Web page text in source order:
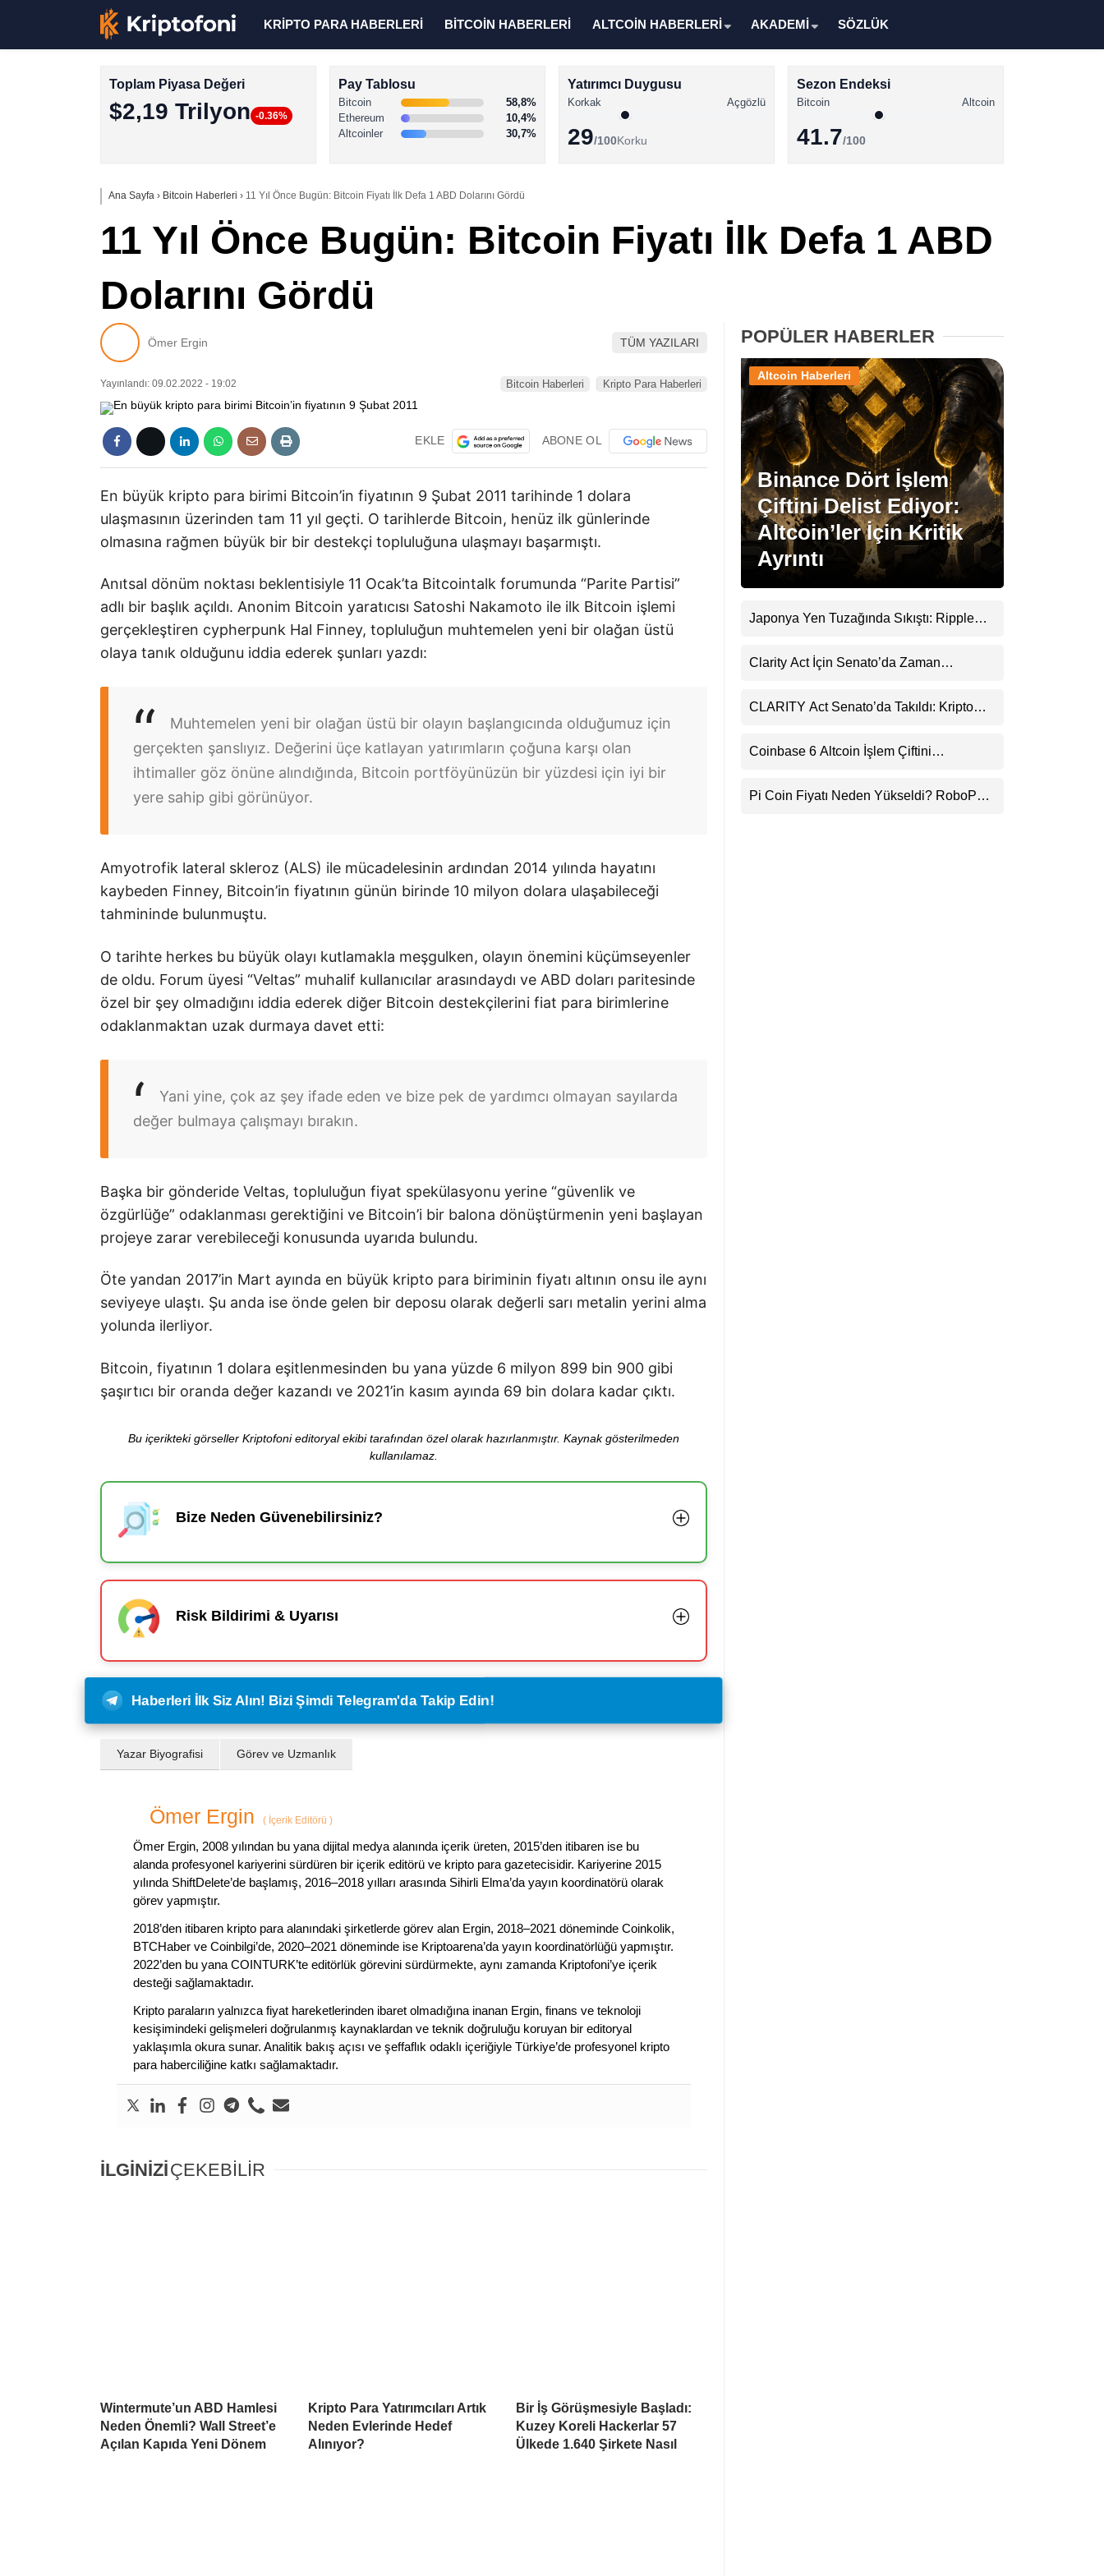
Altcoin Haberleri
XRP Haberleri
Memecoin Haberleri
Stablecoin Haberleri
Facebook
Instagram
Telegram
KRİPTO PARA HABERLERİ BİTCOİN HABERLERİ ALTCOİN HABERLERİ AKADEMİ SÖZLÜK
Toplam Piyasa Değeri
$2,19 Trilyon -0.36%
Pay Tablosu
Bitcoin
58,8%
Ethereum
10,4%
Altcoinler
30,7%
Yatırımcı Duygusu
Korkak Açgözlü
29/100Korku
Sezon Endeksi
Bitcoin Altcoin
41.7/100
Ana Sayfa › Bitcoin Haberleri › 11 Yıl Önce Bugün: Bitcoin Fiyatı İlk Defa 1 ABD Dolarını Gördü
11 Yıl Önce Bugün: Bitcoin Fiyatı İlk Defa 1 ABD
Dolarını Gördü
Ömer Ergin TÜM YAZILARI
Yayınlandı: 09.02.2022 - 19:02 Bitcoin Haberleri Kripto Para Haberleri
EKLE ABONE OL
En büyük kripto para birimi Bitcoin’in fiyatının 9 Şubat 2011 tarihinde 1 dolara
ulaşmasının üzerinden tam 11 yıl geçti. O tarihlerde Bitcoin, henüz ilk günlerinde
olmasına rağmen büyük bir bir destekçi topluluğuna ulaşmayı başarmıştı.
Anıtsal dönüm noktası beklentisiyle 11 Ocak’ta Bitcointalk forumunda “Parite Partisi”
adlı bir başlık açıldı. Anonim Bitcoin yaratıcısı Satoshi Nakamoto ile ilk Bitcoin işlemi
gerçekleştiren cypherpunk Hal Finney, topluluğun muhtemelen yeni bir olağan üstü
olaya tanık olduğunu iddia ederek şunları yazdı:
Muhtemelen yeni bir olağan üstü bir olayın başlangıcında olduğumuz için
gerçekten şanslıyız. Değerini üçe katlayan yatırımların çoğuna karşı olan
ihtimaller göz önüne alındığında, Bitcoin portföyünüzün bir yüzdesi için iyi bir
yere sahip gibi görünüyor.
Amyotrofik lateral skleroz (ALS) ile mücadelesinin ardından 2014 yılında hayatını
kaybeden Finney, Bitcoin’in fiyatının günün birinde 10 milyon dolara ulaşabileceği
tahmininde bulunmuştu.
O tarihte herkes bu büyük olayı kutlamakla meşgulken, olayın önemini küçümseyenler
de oldu. Forum üyesi “Veltas” muhalif kullanıcılar arasındaydı ve ABD doları paritesinde
özel bir şey olmadığını iddia ederek diğer Bitcoin destekçilerini fiat para birimlerine
odaklanmaktan uzak durmaya davet etti:
Yani yine, çok az şey ifade eden ve bize pek de yardımcı olmayan sayılarda
değer bulmaya çalışmayı bırakın.
Başka bir gönderide Veltas, topluluğun fiyat spekülasyonu yerine “güvenlik ve
özgürlüğe” odaklanması gerektiğini ve Bitcoin’i bir balona dönüştürmenin yeni başlayan
projeye zarar verebileceği konusunda uyarıda bulundu.
Öte yandan 2017’in Mart ayında en büyük kripto para biriminin fiyatı altının onsu ile aynı
seviyeye ulaştı. Şu anda ise önde gelen bir deposu olarak değerli sarı metalin yerini alma
yolunda ilerliyor.
Bitcoin, fiyatının 1 dolara eşitlenmesinden bu yana yüzde 6 milyon 899 bin 900 gibi
şaşırtıcı bir oranda değer kazandı ve 2021’in kasım ayında 69 bin dolara kadar çıktı.
Bu içerikteki görseller Kriptofoni editoryal ekibi tarafından özel olarak hazırlanmıştır. Kaynak gösterilmeden
kullanılamaz.
Bize Neden Güvenebilirsiniz?
Risk Bildirimi & Uyarısı
Haberleri İlk Siz Alın! Bizi Şimdi Telegram'da Takip Edin!
Yazar Biyografisi Görev ve Uzmanlık
Ömer Ergin ( İçerik Editörü )
Ömer Ergin, 2008 yılından bu yana dijital medya alanında içerik üreten, 2015’den itibaren ise bu
alanda profesyonel kariyerini sürdüren bir içerik editörü ve kripto para gazetecisidir. Kariyerine 2015
yılında ShiftDelete’de başlamış, 2016–2018 yılları arasında Sihirli Elma’da yayın koordinatörü olarak
görev yapmıştır.
2018’den itibaren kripto para alanındaki şirketlerde görev alan Ergin, 2018–2021 döneminde Coinkolik,
BTCHaber ve Coinbilgi’de, 2020–2021 döneminde ise Kriptoarena’da yayın koordinatörlüğü yapmıştır.
2022’den bu yana COINTURK’te editörlük görevini sürdürmekte, aynı zamanda Kriptofoni’ye içerik
desteği sağlamaktadır.
Kripto paraların yalnızca fiyat hareketlerinden ibaret olmadığına inanan Ergin, finans ve teknoloji
kesişimindeki gelişmeleri doğrulanmış kaynaklardan ve teknik doğruluğu koruyan bir editoryal
yaklaşımla okura sunar. Analitik bakış açısı ve şeffaflık odaklı içeriğiyle Türkiye’de profesyonel kripto
para haberciliğine katkı sağlamaktadır.
İLGİNİZİÇEKEBİLİR
Wintermute’un ABD Hamlesi
Neden Önemli? Wall Street’e
Açılan Kapıda Yeni Dönem
Kripto Para Yatırımcıları Artık
Neden Evlerinde Hedef
Alınıyor?
Bir İş Görüşmesiyle Başladı:
Kuzey Koreli Hackerlar 57
Ülkede 1.640 Şirkete Nasıl
POPÜLER HABERLER
Binance Dört İşlem
Çiftini Delist Ediyor:
Altcoin’ler İçin Kritik
Ayrıntı
Altcoin Haberleri
Japonya Yen Tuzağında Sıkıştı: Ripple
Clarity Act İçin Senato’da Zaman
CLARITY Act Senato’da Takıldı: Kripto
Coinbase 6 Altcoin İşlem Çiftini
Pi Coin Fiyatı Neden Yükseldi? RoboPay